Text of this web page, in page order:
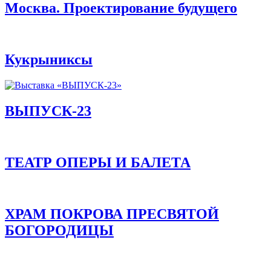
Москва. Проектирование будущего
Кукрыниксы
ВЫПУСК-23
ТЕАТР ОПЕРЫ И БАЛЕТА
ХРАМ ПОКРОВА ПРЕСВЯТОЙ
БОГОРОДИЦЫ